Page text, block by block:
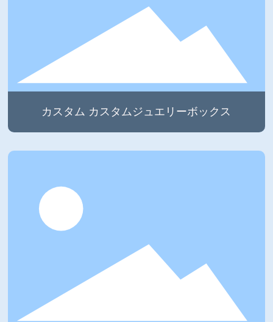
カスタム カスタムジュエリーボックス